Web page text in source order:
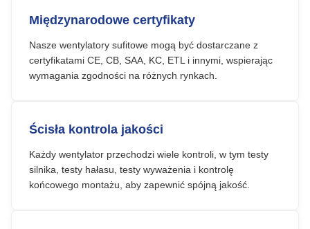
Międzynarodowe certyfikaty
Nasze wentylatory sufitowe mogą być dostarczane z
certyfikatami CE, CB, SAA, KC, ETL i innymi, wspierając
wymagania zgodności na różnych rynkach.
Ścisła kontrola jakości
Każdy wentylator przechodzi wiele kontroli, w tym testy
silnika, testy hałasu, testy wyważenia i kontrolę
końcowego montażu, aby zapewnić spójną jakość.